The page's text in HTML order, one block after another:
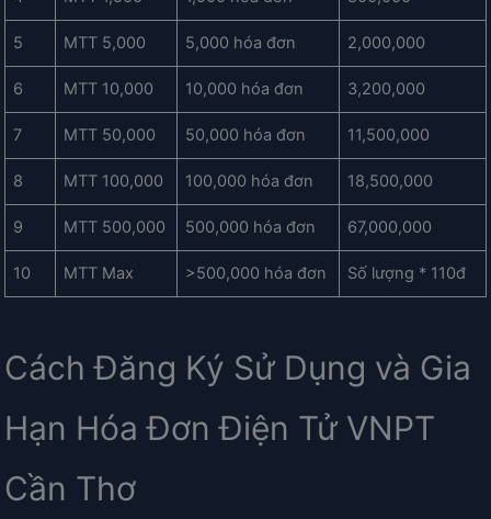
5 MTT 5,000 5,000 hóa đơn 2,000,000
6 MTT 10,000 10,000 hóa đơn 3,200,000
7 MTT 50,000 50,000 hóa đơn 11,500,000
8 MTT 100,000 100,000 hóa đơn 18,500,000
9 MTT 500,000 500,000 hóa đơn 67,000,000
10 MTT Max >500,000 hóa đơn Số lượng * 110đ
Cách Đăng Ký Sử Dụng và Gia
Hạn Hóa Đơn Điện Tử VNPT
Cần Thơ